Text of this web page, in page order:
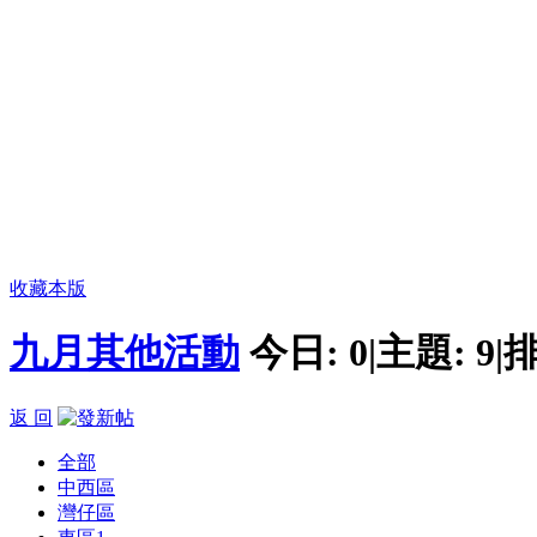
收藏本版
九月其他活動 今日: 0|主題: 9|
返 回
全部
中西區
灣仔區